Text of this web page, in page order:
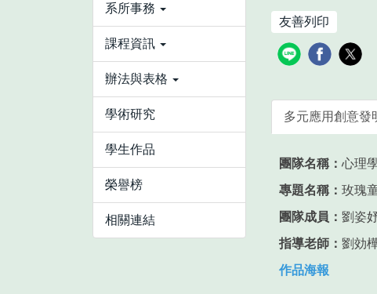
系所事務
課程資訊
辦法與表格
學術研究
學生作品
榮譽榜
相關連結
友善列印
多元應用創意發
團隊名稱： 心理
專題名稱： 玫瑰
團隊成員： 劉姿
指導老師： 劉効
作品海報